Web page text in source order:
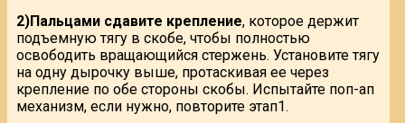
2)Пальцами сдавите крепление, которое держит
подъемную тягу в скобе, чтобы полностью
освободить вращающийся стержень. Установите тягу
на одну дырочку выше, протаскивая ее через
крепление по обе стороны скобы. Испытайте поп-ап
механизм, если нужно, повторите этап1.